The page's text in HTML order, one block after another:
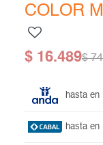
COLOR
$ 16.489$
hasta en
hasta en